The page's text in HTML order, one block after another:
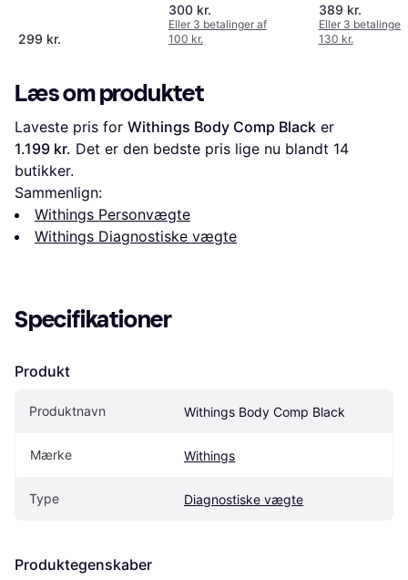
299 kr.
300 kr.
Eller 3 betalinger af
100 kr.
389 kr.
Eller 3 betalinger
130 kr.
Læs om produktet
Laveste pris for Withings Body Comp Black
1.199 kr. Det er den bedste pris lige nu blandt 14
butikker.
Sammenlign:
Withings Personvægte
Withings Diagnostiske vægte
Specifikationer
Produkt
Produktnavn Withings Body Comp Black
Mærke Withings
Type Diagnostiske vægte
Produktegenskaber